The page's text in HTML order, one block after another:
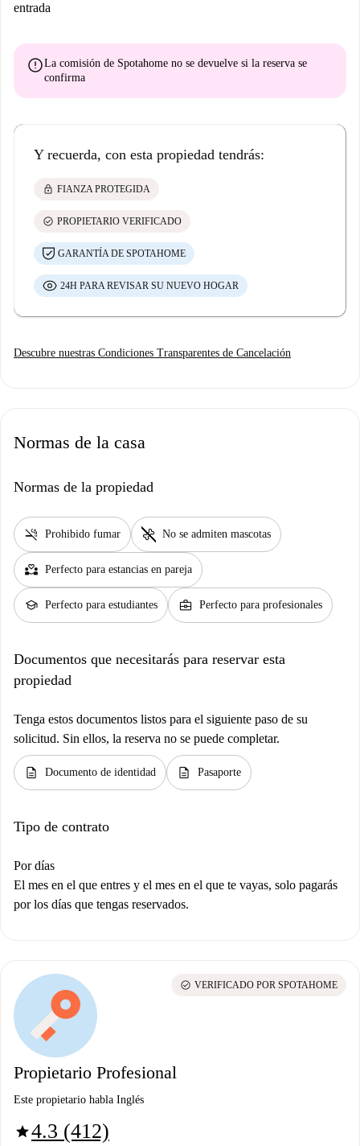
entrada
errorLa comisión de Spotahome no se devuelve si la reserva se
confirma
Y recuerda, con esta propiedad tendrás:
lock FIANZA PROTEGIDA
check_circle PROPIETARIO VERIFICADO
GARANTÍA DE SPOTAHOME
24H PARA REVISAR SU NUEVO HOGAR
Descubre nuestras Condiciones Transparentes de Cancelación
Normas de la casa
Normas de la propiedad
smoke_free Prohibido fumar pet_supplies No se admiten mascotas
partner_heart Perfecto para estancias en pareja
school Perfecto para estudiantes business_center Perfecto para profesionales
Documentos que necesitarás para reservar esta
propiedad
Tenga estos documentos listos para el siguiente paso de su
solicitud. Sin ellos, la reserva no se puede completar.
description Documento de identidad description Pasaporte
Tipo de contrato
Por días
El mes en el que entres y el mes en el que te vayas, solo pagarás
por los días que tengas reservados.
Propietario Profesional
Este propietario habla Inglés
star4.3 (412)
check_circle VERIFICADO POR SPOTAHOME